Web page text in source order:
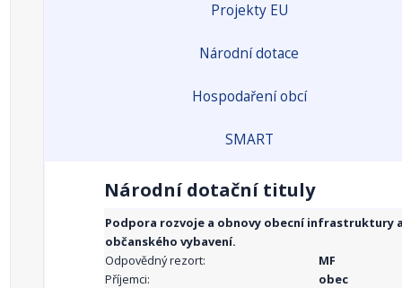
Projekty EU
Národní dotace
Hospodaření obcí
SMART
Národní dotační tituly
Podpora rozvoje a obnovy obecní infrastruktury
občanského vybavení.
Odpovědný rezort:
MF
Příjemci:
obec